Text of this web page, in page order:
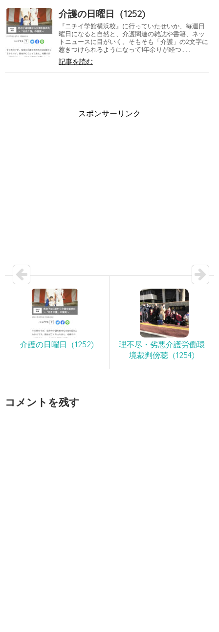
介護の日曜日（1252)
『ニチイ学館横浜校』に行っていたせいか、毎週日
曜日になると自然と、介護関連の雑誌や書籍、ネッ
トニュースに目がいく。そもそも「介護」の2文字に
惹きつけられるようになって1年余りが経つ……
記事を読む
スポンサーリンク
介護の日曜日（1252)
理不尽・劣悪介護労働環
境裁判傍聴（1254)
コメントを残す